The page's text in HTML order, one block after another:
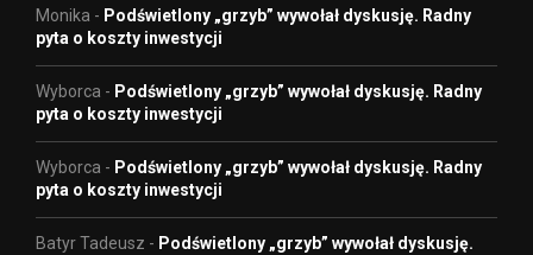
Monika - Podświetlony „grzyb” wywołał dyskusję. Radny
pyta o koszty inwestycji
Wyborca - Podświetlony „grzyb” wywołał dyskusję. Radny
pyta o koszty inwestycji
Wyborca - Podświetlony „grzyb” wywołał dyskusję. Radny
pyta o koszty inwestycji
Batyr Tadeusz - Podświetlony „grzyb” wywołał dyskusję.